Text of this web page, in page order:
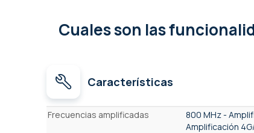
Cuales son las
Características
Características
Frecuencias amplificadas
800 MHz -
Amplificación